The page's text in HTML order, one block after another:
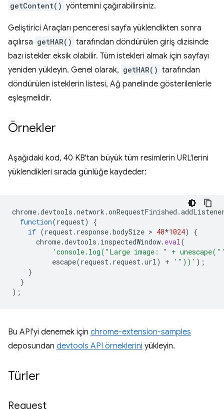
getContent() yöntemini çağırabilirsiniz.
Geliştirici Araçları penceresi sayfa yüklendikten sonra
açılırsa getHAR() tarafından döndürülen giriş dizisinde
bazı istekler eksik olabilir. Tüm istekleri almak için sayfayı
yeniden yükleyin. Genel olarak, getHAR() tarafından
döndürülen isteklerin listesi, Ağ panelinde gösterilenlerle
eşleşmelidir.
Örnekler
Aşağıdaki kod, 40 KB'tan büyük tüm resimlerin URL'lerini
yüklendikleri sırada günlüğe kaydeder:
chrome.devtools .network .onRequestFinished .
function(request)
{
if (request. response.bodySize > 40*1024)
{
chrome.devtools . inspectedWindow. eval(
'console.log("Large image: " +
escape(request. request.url) + '"))' );
}
}
);
Bu API'yi denemek için chrome-extension-samples
deposundan devtools API örneklerini yükleyin.
Türler
Request